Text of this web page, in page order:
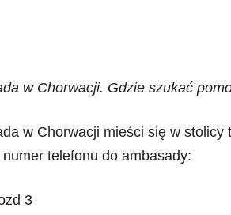
w Chorwacji. Gdzie szukać
w Chorwacji mieści się w
telefonu do ambasady:
3